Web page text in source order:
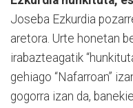
Joseba Ezkurdia
aretora. Urte honetan
irabazteagatik
gehiago “Nafarroan”
gogorra izan da,